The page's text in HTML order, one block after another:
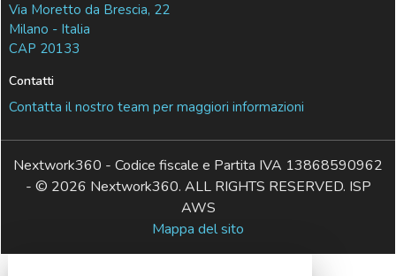
Via Moretto da Brescia, 22
Milano - Italia
CAP 20133
Contatti
Contatta il nostro team per maggiori informazioni
Nextwork360 - Codice fiscale e Partita IVA 13868590962
- © 2026 Nextwork360. ALL RIGHTS RESERVED. ISP
AWS
Mappa del sito